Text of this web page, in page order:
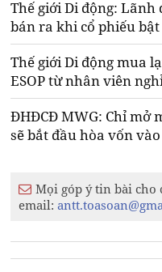
Thế giới Di động:
bán ra khi cổ phiếu
Thế giới Di động mua
ESOP từ nhân viên
ĐHĐCĐ MWG: Chỉ mở
sẽ bắt đầu hòa vốn
Mọi góp ý tin bài
email: